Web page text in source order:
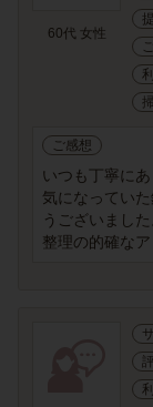
60代 女性
ご感想
いつも丁寧にあ
気になってい
うございました
整理の的確な